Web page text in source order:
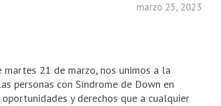
marzo 25, 2023
21 de marzo, nos unimos a la
personas con Síndrome de Down en
y derechos que a cualquier